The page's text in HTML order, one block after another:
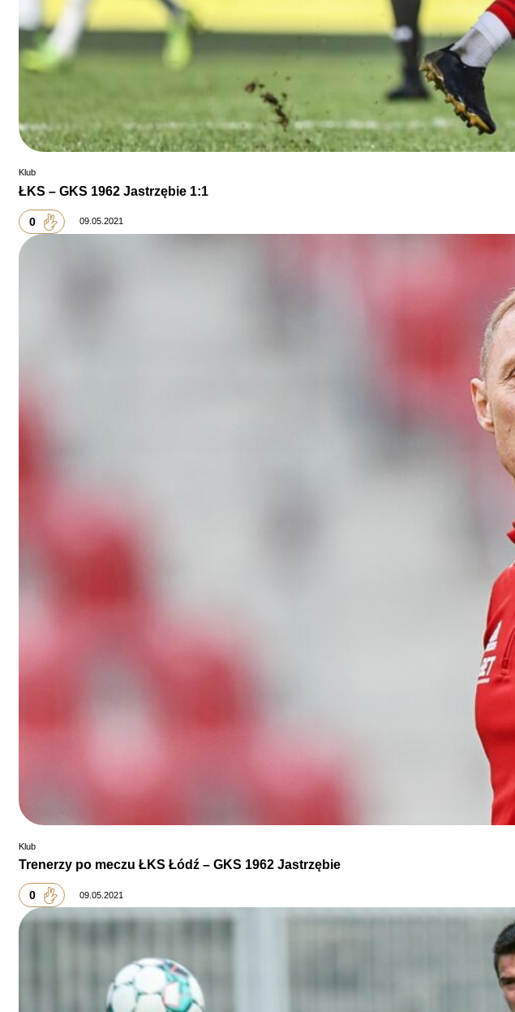
Klub
ŁKS – GKS 1962 Jastrzębie 1:1
0 09.05.2021
Klub
Trenerzy po meczu ŁKS Łódź – GKS 1962 Jastrzębie
0 09.05.2021